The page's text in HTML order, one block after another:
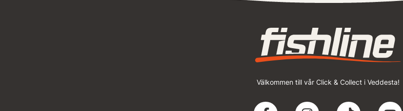
Välkommen till vår Click & Collect i Veddesta!